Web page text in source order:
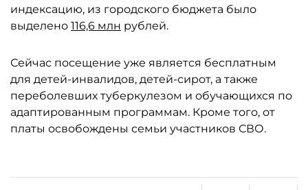
индексацию, из городского бюджета было
выделено 116,6 млн рублей.
Сейчас посещение уже является бесплатным
для детей-инвалидов, детей-сирот, а также
переболевших туберкулезом и обучающихся по
адаптированным программам. Кроме того, от
платы освобождены семьи участников СВО.